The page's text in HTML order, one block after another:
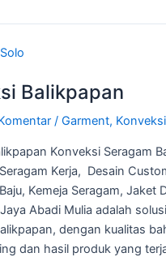
Balikpapan
/Garment, Konveksi
Konveksi Seragam
Kerja, Desain
Kemeja Seragam, Jaket
Abadi Mulia adalah
dengan kualitas
dan hasil produk yang